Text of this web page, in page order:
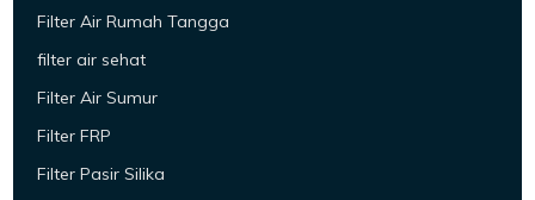
Filter Air Rumah Tangga
filter air sehat
Filter Air Sumur
Filter FRP
Filter Pasir Silika